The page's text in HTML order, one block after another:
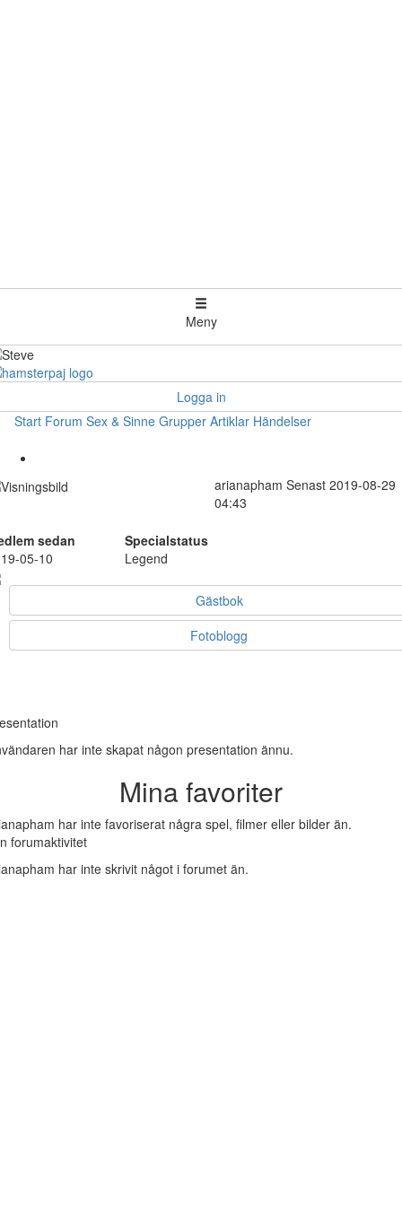
Meny
Logga in
Start Forum Sex & Sinne Grupper Artiklar Händelser
arianapham Senast 2019-08-29
04:43
sedan
Specialstatus
05-10
Legend
Gästbok
Fotoblogg
har inte skapat någon presentation ännu.
Mina favoriter
har inte favoriserat några spel, filmer eller bilder än.
forumaktivitet
har inte skrivit något i forumet än.